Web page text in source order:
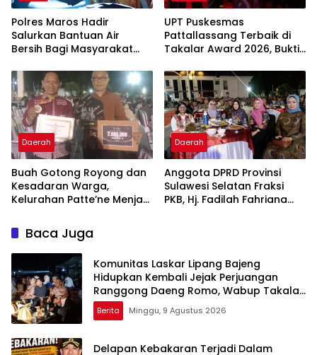
Polres Maros Hadir
Salurkan Bantuan Air
Bersih Bagi Masyarakat
Di Maros
UPT Puskesmas
Pattallassang Terbaik di
Takalar Award 2026, Bukti
Pelayanan Kesehatan
Berkualitas
Daerah
Buah Gotong Royong dan
Kesadaran Warga,
Kelurahan Patte’ne Menjadi
2026
Daerah
Anggota DPRD Provinsi
Sulawesi Selatan Fraksi
PKB, Hj. Fadilah Fahriana
dan Inovasi Award 2026
Baca Juga
Komunitas Laskar Lipang Bajeng
Hidupkan Kembali Jejak Perjuangan
Ranggong Daeng Romo, Wabup Takalar:
Apresiasi Bahwa Sejarah Adalah
Warisan yang Tak Ternilai”.
Berita Minggu, 9 Agustus 2026
Delapan Kebakaran Terjadi Dalam